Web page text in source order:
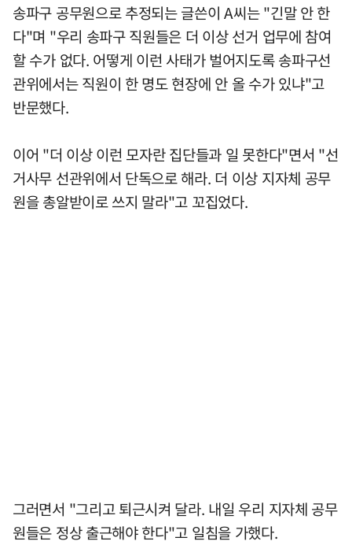
송파구 공무원으로 추정되는 글쓴이 A씨는 "긴말 안 한
다"며 "우리 송파구 직원들은 더 이상 선거 업무에 참여
할 수가 없다. 어떻게 이런 사태가 벌어지도록 송파구선
관위에서는 직원이 한 명도 현장에 안 올 수가 있냐"고
반문했다.
이어 "더 이상 이런 모자란 집단들과 일 못한다"면서 "선
거사무 선관위에서 단독으로 해라. 더 이상 지자체 공무
원을 총알받이로 쓰지 말라"고 꼬집었다.
그러면서 "그리고 퇴근시켜 달라. 내일 우리 지자체 공무
원들은 정상 출근해야 한다"고 일침을 가했다.